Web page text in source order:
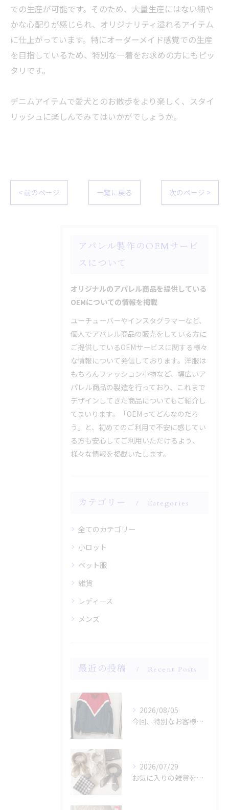
での生産が可能です。そのため、大量生産にはない細や
かな心配りが感じられ、オリジナリティ溢れるアイテム
に仕上がっています。特にオーダーメイド感覚での生産
を目指しているため、特別な一着をお求めの方にもピッ
タリです。
デニムアイテムで愛犬とのお散歩をより楽しく、スタイ
リッシュに楽しんでみてはいかがでしょうか。
< 前のページ 一覧に戻る 次のページ >
アパレル製作のOEMサービ
スについて
オリジナルのアパレル商品を提供している
OEMについての情報を掲載
ユーチューバーやインスタグラマーなど、
個人でアパレル商品の販売をしている方に
ご提供しているOEMサービスに関する様々
な情報について発信しております。洋服は
もちろんファッション小物など、幅広いア
パレル商品の製造を行っており、これまで
デザインしてきた商品についてもご紹介し
てまいります。「OEMってどんなのだろ
う」と、初めてのご利用で不安に感じてい
る方も安心してご利用いただけるよう、
様々な情報を掲載いたします。
カテゴリー Categories
全てのカテゴリー
小ロット
ペット服
雑貨
レディース
メンズ
最近の投稿 Recent Posts
2026/08/05
今回、特別なお客様のためにファッションショー用のサンプルを手...
2026/07/29
お気に入りの雑貨をお探しですか？